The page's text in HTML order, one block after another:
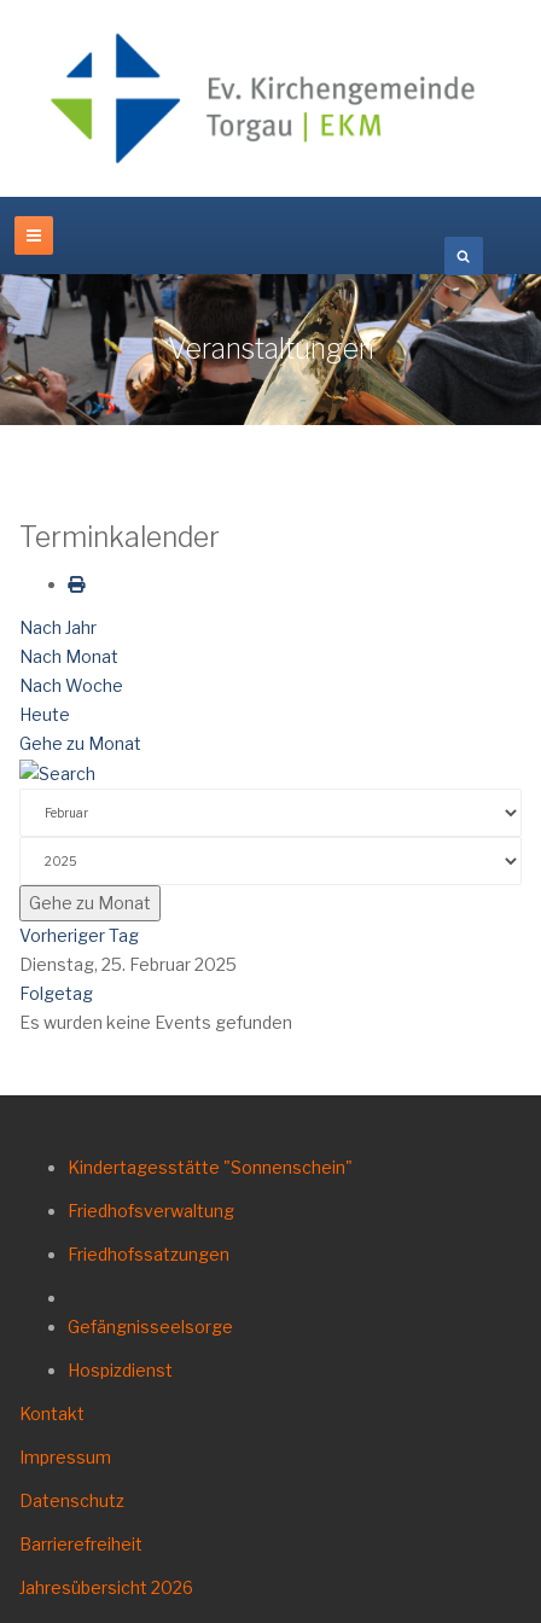
Veranstaltungen
Terminkalender
Nach Jahr
Nach Monat
Nach Woche
Heute
Gehe zu Monat
Gehe zu Monat
Vorheriger Tag
Dienstag, 25. Februar 2025
Folgetag
Es wurden keine Events gefunden
Kindertagesstätte "Sonnenschein"
Friedhofsverwaltung
Friedhofssatzungen
Gefängnisseelsorge
Hospizdienst
Kontakt
Impressum
Datenschutz
Barrierefreiheit
Jahresübersicht 2026